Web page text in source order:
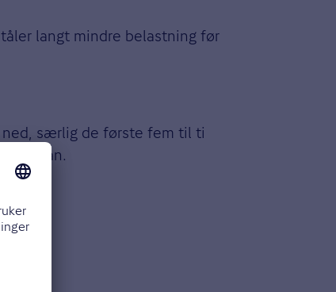
langt mindre belastning før
ned, særlig de første fem til ti
han.